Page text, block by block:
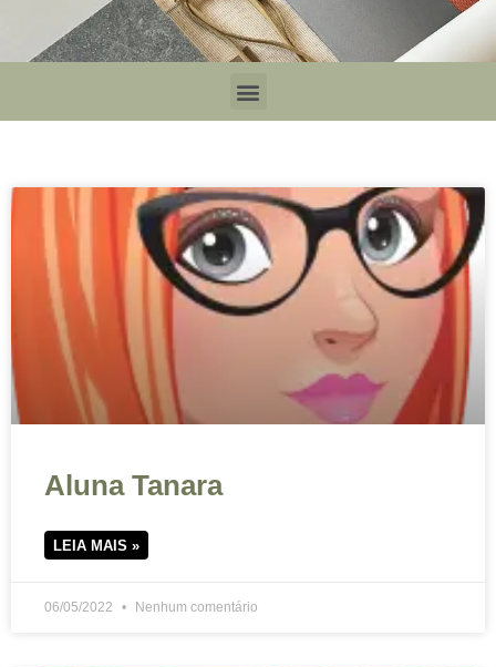
Aluna Tanara
LEIA MAIS »
06/05/2022 Nenhum comentário